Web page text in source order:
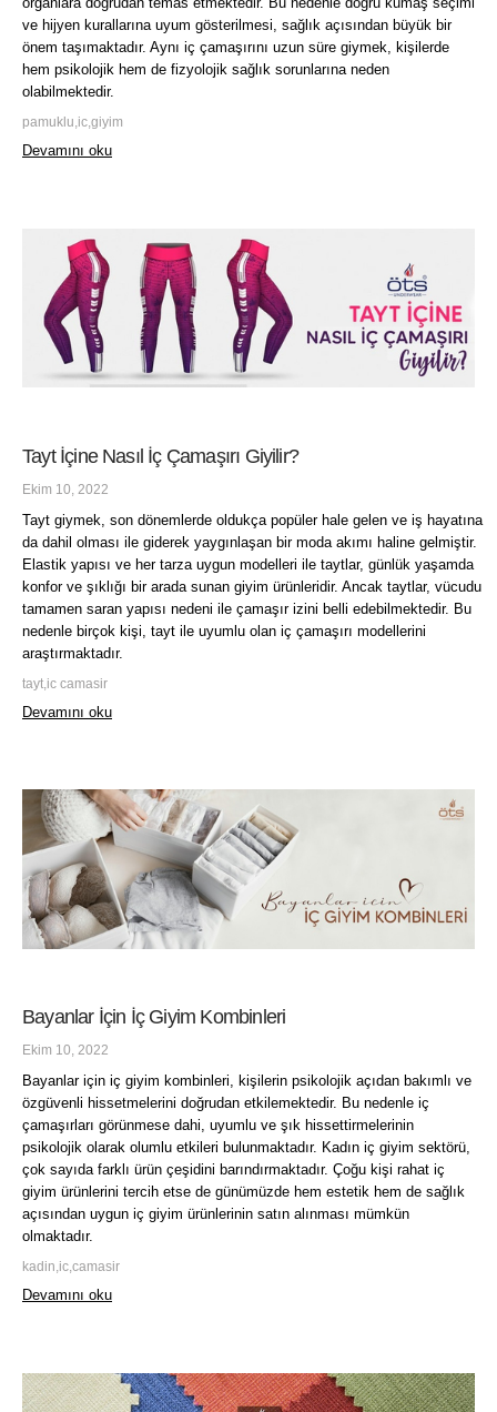
ve hijyen kurallarına uyum gösterilmesi, sağlık açısından büyük bir
önem taşımaktadır. Aynı iç çamaşırını uzun süre giymek, kişilerde
hem psikolojik hem de fizyolojik sağlık sorunlarına neden
olabilmektedir.
pamuklu,ic,giyim
Devamını oku
Tayt İçine Nasıl İç Çamaşırı Giyilir?
Ekim 10, 2022
Tayt giymek, son dönemlerde oldukça popüler hale gelen ve iş hayatına
da dahil olması ile giderek yaygınlaşan bir moda akımı haline gelmiştir.
Elastik yapısı ve her tarza uygun modelleri ile taytlar, günlük yaşamda
konfor ve şıklığı bir arada sunan giyim ürünleridir. Ancak taytlar, vücudu
tamamen saran yapısı nedeni ile çamaşır izini belli edebilmektedir. Bu
nedenle birçok kişi, tayt ile uyumlu olan iç çamaşırı modellerini
araştırmaktadır.
tayt,ic camasir
Devamını oku
Bayanlar İçin İç Giyim Kombinleri
Ekim 10, 2022
Bayanlar için iç giyim kombinleri, kişilerin psikolojik açıdan bakımlı ve
özgüvenli hissetmelerini doğrudan etkilemektedir. Bu nedenle iç
çamaşırları görünmese dahi, uyumlu ve şık hissettirmelerinin
psikolojik olarak olumlu etkileri bulunmaktadır. Kadın iç giyim sektörü,
çok sayıda farklı ürün çeşidini barındırmaktadır. Çoğu kişi rahat iç
giyim ürünlerini tercih etse de günümüzde hem estetik hem de sağlık
açısından uygun iç giyim ürünlerinin satın alınması mümkün
olmaktadır.
kadin,ic,camasir
Devamını oku